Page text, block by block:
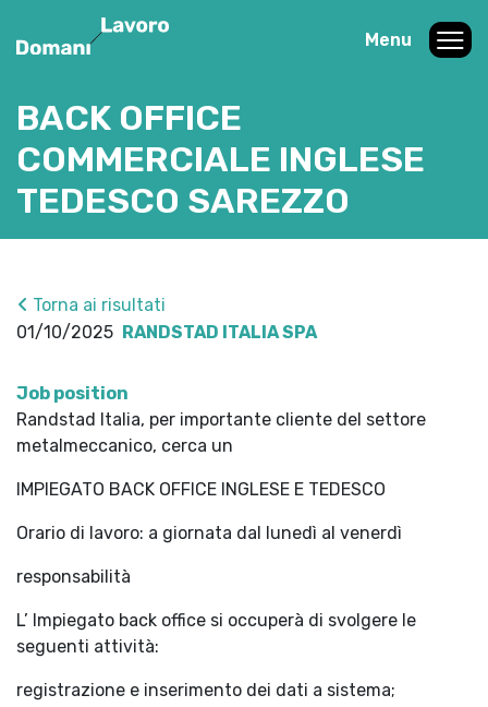
Menu
BACK OFFICE
COMMERCIALE INGLESE
TEDESCO SAREZZO
Torna ai risultati
01/10/2025 RANDSTAD ITALIA SPA
Job position
Randstad Italia, per importante cliente del settore
metalmeccanico, cerca un
IMPIEGATO BACK OFFICE INGLESE E TEDESCO
Orario di lavoro: a giornata dal lunedì al venerdì
responsabilità
L’ Impiegato back office si occuperà di svolgere le
seguenti attività:
registrazione e inserimento dei dati a sistema;